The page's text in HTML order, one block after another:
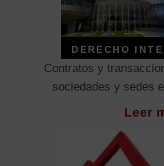
DERECHO
Contratos y
sociedades y sedes
Leer